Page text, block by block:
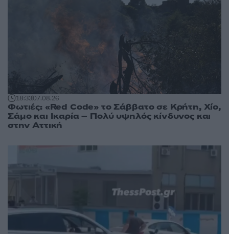
18:3307.08.26
Φωτιές: «Red Code» το Σάββατο σε Κρήτη, Χίο,
Σάμο και Ικαρία – Πολύ υψηλός κίνδυνος και
στην Αττική